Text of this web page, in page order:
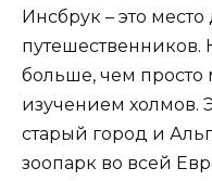
Инсбрук – это
путешественников.
больше, чем просто
изучением холмов.
старый город и
зоопарк во всей